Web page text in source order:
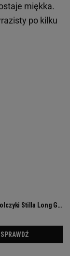
miękka.
po kilku